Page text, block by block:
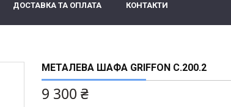
ДОСТАВКА ТА ОПЛАТА КОНТАКТИ
МЕТАЛЕВА ШАФА GRIFFON C.200.2
9 300 ₴